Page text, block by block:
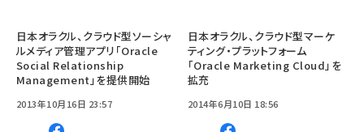
日本オラクル、クラウド型ソーシャ
ルメディア管理アプリ「Oracle
Social Relationship
Management」を提供開始
2013年10月16日 23:57
日本オラクル、クラウド型マーケ
ティング・プラットフォーム
「Oracle Marketing Cloud」を
拡充
2014年6月10日 18:56